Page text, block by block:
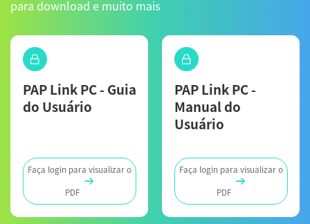
para download e muito mais
PAP Link PC - Guia
do Usuário
Faça login para visualizar o
PDF
PAP Link PC -
Manual do
Usuário
Faça login para visualizar o
PDF